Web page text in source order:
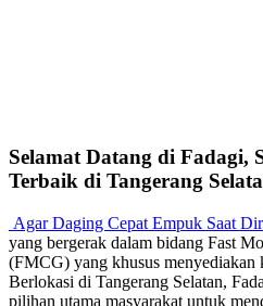
Selamat Datang di Fadagi,
Terbaik di Tangerang
Agar Daging Cepat Empuk Saat
yang bergerak dalam bidang Fast
(FMCG) yang khusus menyediakan
Berlokasi di Tangerang Selatan,
pilihan utama masyarakat untuk